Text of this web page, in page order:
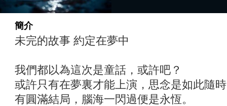
簡介
未完的故事 約定在夢中
我們都以為這次是童話，或許吧？
或許只有在夢裏才能上演，思念是如此隨
有圓滿結局，腦海一閃過便是永恆。